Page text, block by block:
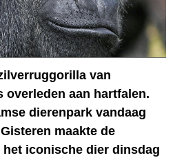
van
overleden aan hartfalen.
dierenpark vandaag
maakte de
iconische dier dinsdag